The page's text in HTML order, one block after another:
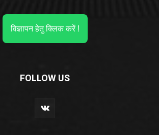
विज्ञापन हेतु क्लिक करें !
FOLLOW US